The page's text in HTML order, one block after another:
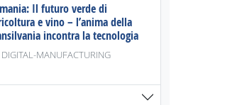
Il futuro verde di
e vino – l’anima della
incontra la tecnologia
DIGITAL-MANUFACTURING